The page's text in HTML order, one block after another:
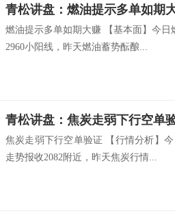
青松讲盘：燃油提示多单如期
燃油提示多单如期大赚 【基本面】今日
2960小阳线，昨天燃油蓄势酝酿...
青松讲盘：焦炭走弱下行空单
焦炭走弱下行空单验证 【行情分析】
走势报收2082附近，昨天焦炭行情...